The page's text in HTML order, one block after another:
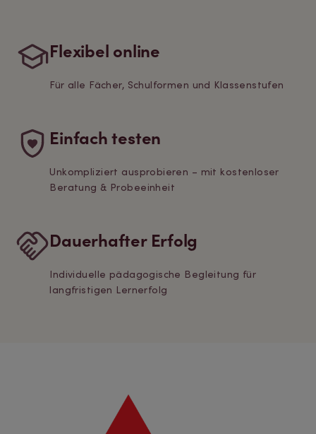
Flexibel online
Für alle Fächer, Schulformen und Klassenstufen
Einfach testen
Unkompliziert ausprobieren – mit kostenloser
Beratung & Probeeinheit
Dauerhafter Erfolg
Individuelle pädagogische Begleitung für
langfristigen Lernerfolg